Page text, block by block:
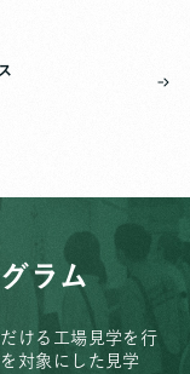
ラム
ける工場見学を行
対象にした見学